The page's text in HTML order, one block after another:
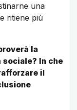
una
ritiene più
la
sociale? In che
il